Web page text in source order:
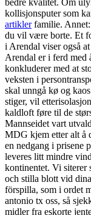
kollisjonsputer som
artiklerfamilie. Annet:
du vil være borte. Et
i Arendal viser også
Arendal er i ferd med
konkluderer med at
veksten i
skal unngå kø og
stiger, vil
kaldloft føre til de
Mannseidet vart
MDG kjem etter alt å
en nedgang i prisene
leveres litt mindre
kontinentet. Vi siterer
och stilla blott vid
förspilla, som i ordet
antonio tx oss, så
midler fra eskorte